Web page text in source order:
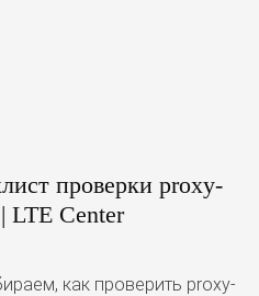
проверки proxy-
LTE Center
как проверить proxy-